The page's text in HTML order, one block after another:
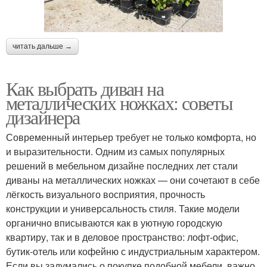
читать дальше →
Как выбрать диван на
металлических ножках: советы
дизайнера
Современный интерьер требует не только комфорта, но
и выразительности. Одним из самых популярных
решений в мебельном дизайне последних лет стали
диваны на металлических ножках — они сочетают в себе
лёгкость визуального восприятия, прочность
конструкции и универсальность стиля. Такие модели
органично вписываются как в уютную городскую
квартиру, так и в деловое пространство: лофт-офис,
бутик-отель или кофейню с индустриальным характером.